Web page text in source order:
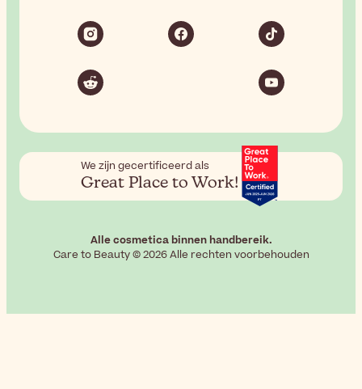
We zijn gecertificeerd als
Great Place to Work!
Alle cosmetica binnen handbereik.
Care to Beauty © 2026 Alle rechten voorbehouden